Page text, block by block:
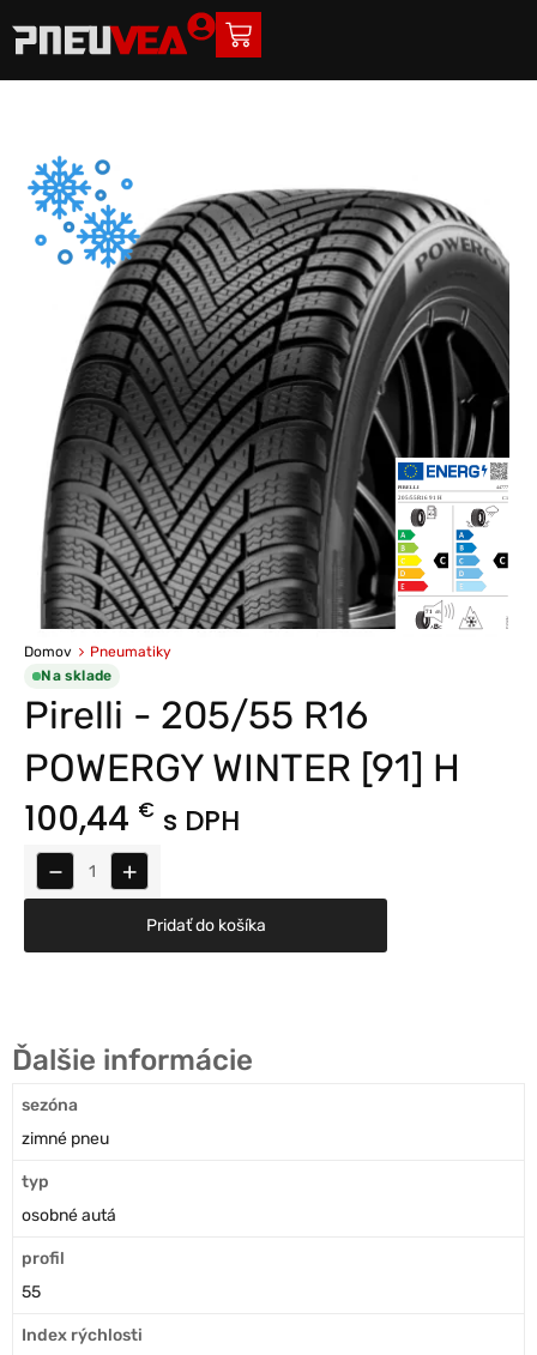
Domov
Pneumatiky
Na sklade
Pirelli - 205/55 R16
POWERGY WINTER [91] H
100,44 € s DPH
− +
Pridať do košíka
Ďalšie informácie
sezóna
zimné pneu
typ
osobné autá
profil
55
Index rýchlosti